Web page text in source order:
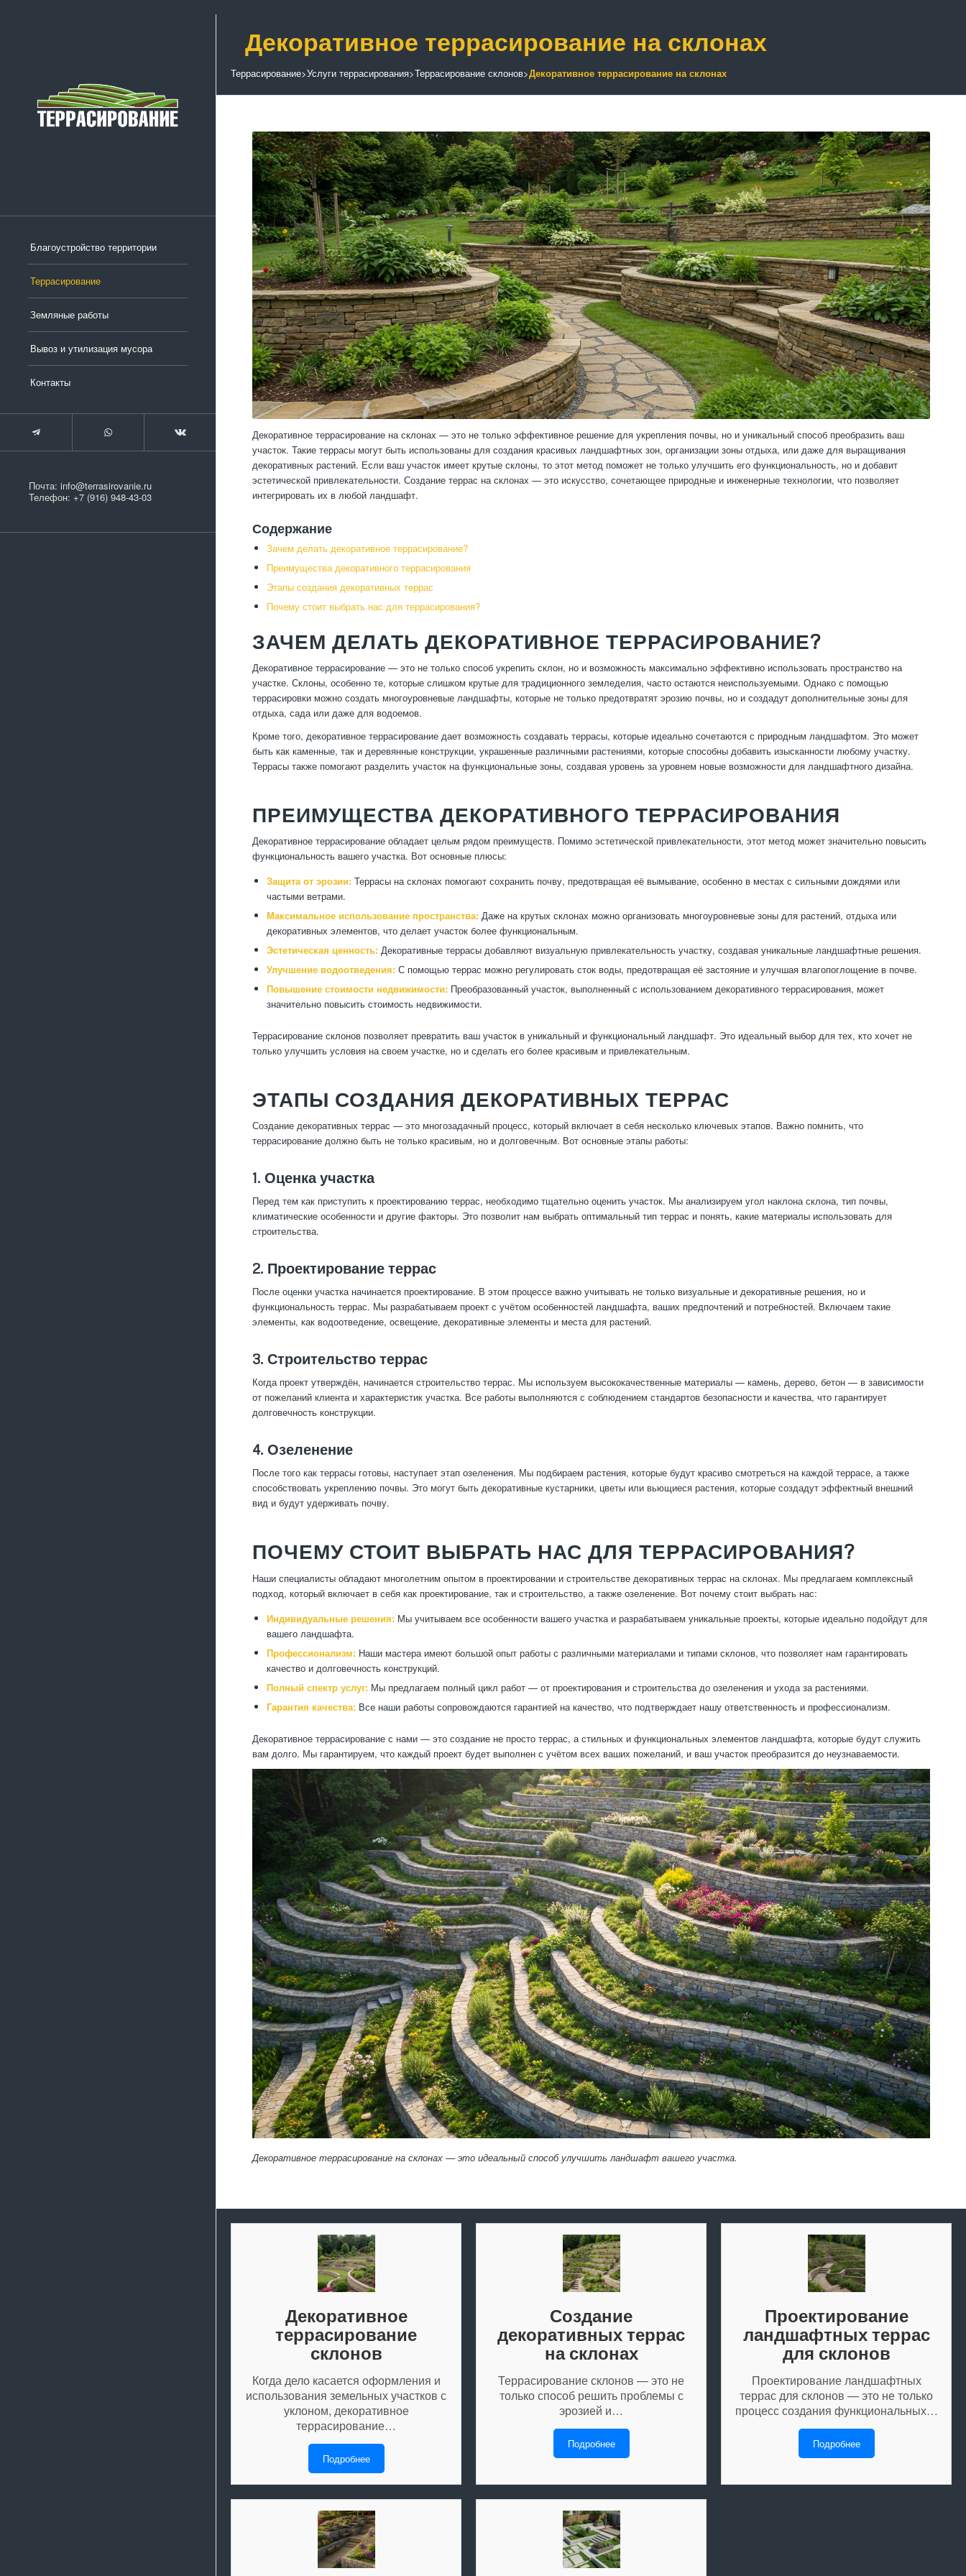
Благоустройство территории
Террасирование
Земляные работы
Вывоз и утилизация мусора
Контакты
Почта: info@terrasirovanie.ru
Телефон: +7 (916) 948-43-03
Декоративное террасирование на склонах
Террасирование>Услуги террасирования>Террасирование склонов>Декоративное террасирование на склонах
Декоративное террасирование на склонах — это не только эффективное решение для укрепления почвы, но и уникальный способ преобразить ваш
участок. Такие террасы могут быть использованы для создания красивых ландшафтных зон, организации зоны отдыха, или даже для выращивания
декоративных растений. Если ваш участок имеет крутые склоны, то этот метод поможет не только улучшить его функциональность, но и добавит
эстетической привлекательности. Создание террас на склонах — это искусство, сочетающее природные и инженерные технологии, что позволяет
интегрировать их в любой ландшафт.
Содержание
Зачем делать декоративное террасирование?
Преимущества декоративного террасирования
Этапы создания декоративных террас
Почему стоит выбрать нас для террасирования?
ЗАЧЕМ ДЕЛАТЬ ДЕКОРАТИВНОЕ ТЕРРАСИРОВАНИЕ?
Декоративное террасирование — это не только способ укрепить склон, но и возможность максимально эффективно использовать пространство на
участке. Склоны, особенно те, которые слишком крутые для традиционного земледелия, часто остаются неиспользуемыми. Однако с помощью
террасировки можно создать многоуровневые ландшафты, которые не только предотвратят эрозию почвы, но и создадут дополнительные зоны для
отдыха, сада или даже для водоемов.
Кроме того, декоративное террасирование дает возможность создавать террасы, которые идеально сочетаются с природным ландшафтом. Это может
быть как каменные, так и деревянные конструкции, украшенные различными растениями, которые способны добавить изысканности любому участку.
Террасы также помогают разделить участок на функциональные зоны, создавая уровень за уровнем новые возможности для ландшафтного дизайна.
ПРЕИМУЩЕСТВА ДЕКОРАТИВНОГО ТЕРРАСИРОВАНИЯ
Декоративное террасирование обладает целым рядом преимуществ. Помимо эстетической привлекательности, этот метод может значительно повысить
функциональность вашего участка. Вот основные плюсы:
Защита от эрозии: Террасы на склонах помогают сохранить почву, предотвращая её вымывание, особенно в местах с сильными дождями или
частыми ветрами.
Максимальное использование пространства: Даже на крутых склонах можно организовать многоуровневые зоны для растений, отдыха или
декоративных элементов, что делает участок более функциональным.
Эстетическая ценность: Декоративные террасы добавляют визуальную привлекательность участку, создавая уникальные ландшафтные решения.
Улучшение водоотведения: С помощью террас можно регулировать сток воды, предотвращая её застояние и улучшая влагопоглощение в почве.
Повышение стоимости недвижимости: Преобразованный участок, выполненный с использованием декоративного террасирования, может
значительно повысить стоимость недвижимости.
Террасирование склонов позволяет превратить ваш участок в уникальный и функциональный ландшафт. Это идеальный выбор для тех, кто хочет не
только улучшить условия на своем участке, но и сделать его более красивым и привлекательным.
ЭТАПЫ СОЗДАНИЯ ДЕКОРАТИВНЫХ ТЕРРАС
Создание декоративных террас — это многозадачный процесс, который включает в себя несколько ключевых этапов. Важно помнить, что
террасирование должно быть не только красивым, но и долговечным. Вот основные этапы работы:
1. Оценка участка
Перед тем как приступить к проектированию террас, необходимо тщательно оценить участок. Мы анализируем угол наклона склона, тип почвы,
климатические особенности и другие факторы. Это позволит нам выбрать оптимальный тип террас и понять, какие материалы использовать для
строительства.
2. Проектирование террас
После оценки участка начинается проектирование. В этом процессе важно учитывать не только визуальные и декоративные решения, но и
функциональность террас. Мы разрабатываем проект с учётом особенностей ландшафта, ваших предпочтений и потребностей. Включаем такие
элементы, как водоотведение, освещение, декоративные элементы и места для растений.
3. Строительство террас
Когда проект утверждён, начинается строительство террас. Мы используем высококачественные материалы — камень, дерево, бетон — в зависимости
от пожеланий клиента и характеристик участка. Все работы выполняются с соблюдением стандартов безопасности и качества, что гарантирует
долговечность конструкции.
4. Озеленение
После того как террасы готовы, наступает этап озеленения. Мы подбираем растения, которые будут красиво смотреться на каждой террасе, а также
способствовать укреплению почвы. Это могут быть декоративные кустарники, цветы или вьющиеся растения, которые создадут эффектный внешний
вид и будут удерживать почву.
ПОЧЕМУ СТОИТ ВЫБРАТЬ НАС ДЛЯ ТЕРРАСИРОВАНИЯ?
Наши специалисты обладают многолетним опытом в проектировании и строительстве декоративных террас на склонах. Мы предлагаем комплексный
подход, который включает в себя как проектирование, так и строительство, а также озеленение. Вот почему стоит выбрать нас:
Индивидуальные решения: Мы учитываем все особенности вашего участка и разрабатываем уникальные проекты, которые идеально подойдут для
вашего ландшафта.
Профессионализм: Наши мастера имеют большой опыт работы с различными материалами и типами склонов, что позволяет нам гарантировать
качество и долговечность конструкций.
Полный спектр услуг: Мы предлагаем полный цикл работ — от проектирования и строительства до озеленения и ухода за растениями.
Гарантия качества: Все наши работы сопровождаются гарантией на качество, что подтверждает нашу ответственность и профессионализм.
Декоративное террасирование с нами — это создание не просто террас, а стильных и функциональных элементов ландшафта, которые будут служить
вам долго. Мы гарантируем, что каждый проект будет выполнен с учётом всех ваших пожеланий, и ваш участок преобразится до неузнаваемости.
Декоративное террасирование на склонах — это идеальный способ улучшить ландшафт вашего участка.
Декоративное
террасирование
склонов
Когда дело касается оформления и
использования земельных участков с
уклоном, декоративное
террасирование…
Подробнее
Создание
декоративных террас
на склонах
Террасирование склонов — это не
только способ решить проблемы с
эрозией и…
Подробнее
Проектирование
ландшафтных террас
для склонов
Проектирование ландшафтных
террас для склонов — это не только
процесс создания функциональных…
Подробнее